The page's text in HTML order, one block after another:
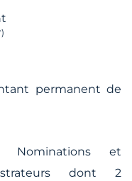
permanent de
Nominations et
dont 2